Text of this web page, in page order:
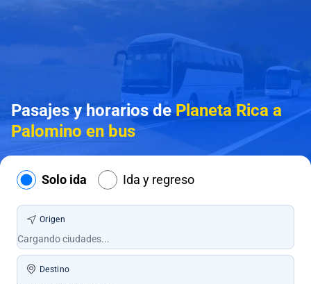
Pasajes y horarios dePlaneta Rica a
Palomino en bus
Solo ida Ida y regreso
Origen
Destino